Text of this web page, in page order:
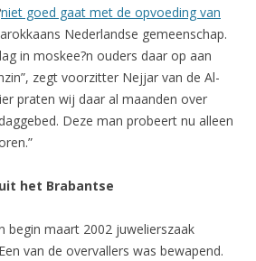
niet goed gaat met de opvoeding van
Nederlandse gemeenschap.
in moskee?n ouders daar op aan
zegt voorzitter Nejjar van de Al-
praten wij daar al maanden over
Deze man probeert nu alleen
het Brabantse
begin maart 2002 juwelierszaak
van de overvallers was bewapend.